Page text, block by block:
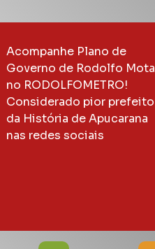
Acompanhe Plano de
Governo de Rodolfo Mota
no RODOLFOMETRO!
Considerado pior prefeito
da História de Apucarana
nas redes sociais